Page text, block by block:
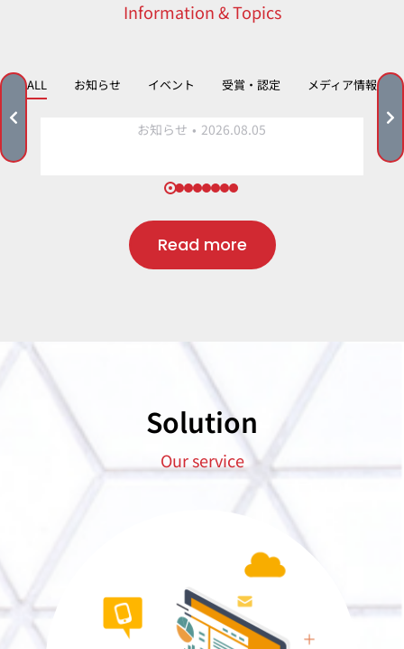
Information & Topics
ALL お知らせ イベント 受賞・認定 メディア情報
「イシマル公式採用サイト」がオープンし
お知らせ 2026.08.05
Read more
Solution
Our service